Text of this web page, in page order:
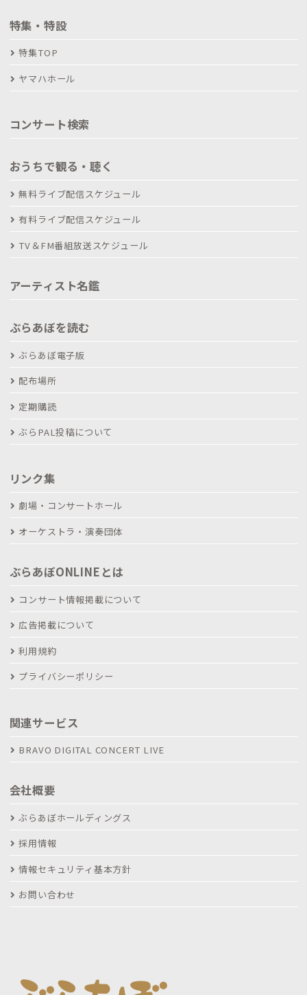
特集・特設
特集TOP
ヤマハホール
コンサート検索
おうちで観る・聴く
無料ライブ配信スケジュール
有料ライブ配信スケジュール
TV＆FM番組放送スケジュール
アーティスト名鑑
ぶらあぼを読む
ぶらあぼ電子版
配布場所
定期購読
ぶらPAL投稿について
リンク集
劇場・コンサートホール
オーケストラ・演奏団体
ぶらあぼONLINEとは
コンサート情報掲載について
広告掲載について
利用規約
プライバシーポリシー
関連サービス
BRAVO DIGITAL CONCERT LIVE
会社概要
ぶらあぼホールディングス
採用情報
情報セキュリティ基本方針
お問い合わせ